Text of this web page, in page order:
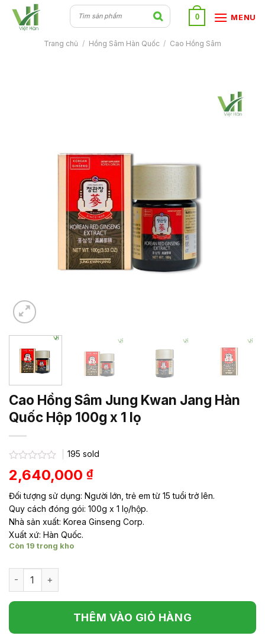
Skip
0 MENU
Trang chủ / Hồng Sâm Hàn Quốc / Cao Hồng Sâm
Cao Hồng Sâm Jung Kwan Jang Hàn
Quốc Hộp 100g x 1 lọ
Được
xếp
0.0
5
sao
195 sold
2,640,000 ₫
Đối tượng sử dụng: Người lớn, trẻ em từ 15 tuổi trở lên.
Quy cách đóng gói: 100g x 1 lọ/hộp.
Nhà sản xuất: Korea Ginseng Corp.
Xuất xứ: Hàn Quốc.
Còn 19 trong kho
Số lượng
THÊM VÀO GIỎ HÀNG